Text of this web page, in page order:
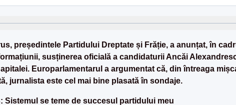
președintele Partidului Dreptate și Frăție, a anunțat, în
susținerea oficială a candidaturii Ancăi
Europarlamentarul a argumentat că, din întreaga
jurnalista este cel mai bine plasată în sondaje.
Sistemul se teme de succesul partidului meu